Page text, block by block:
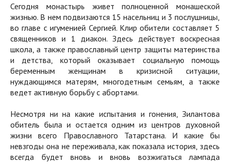
Сегодня монастырь живет полноценной монашеской
жизнью. В нем подвизаются 15 насельниц и 3 послушницы,
во главе с игуменией Сергией. Клир обители составляет 5
священников и 1 диакон. Здесь действует воскресная
школа, а также православный центр защиты материнства
и детства, который оказывает социальную помощь
беременным женщинам в кризисной ситуации,
нуждающимся матерям, многодетным семьям, а также
ведет активную борьбу с абортами.
Несмотря ни на какие испытания и гонения, Зилантова
обитель была и остается одним из центров духовной
жизни всего Православного Татарстана. И какие бы
невзгоды она не переживала, как показала история, здесь
всегда будет вновь и вновь возжигаться лампада